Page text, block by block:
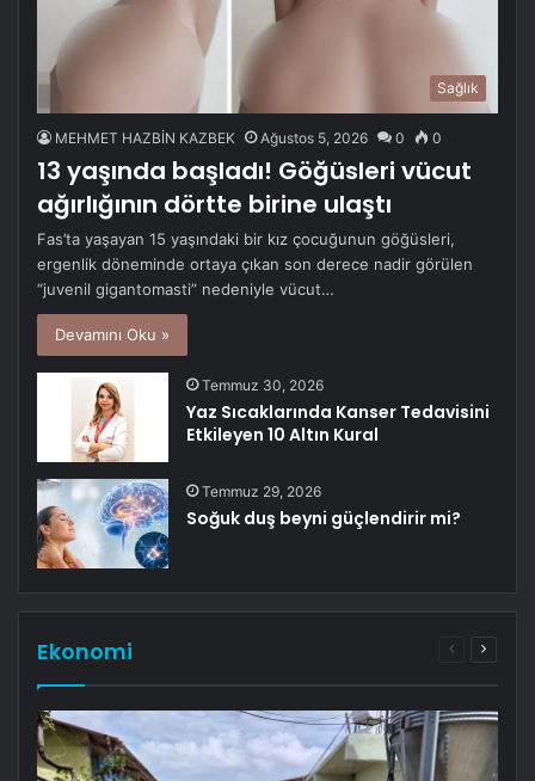
Sağlık
MEHMET HAZBİN KAZBEK Ağustos 5, 2026 0 0
13 yaşında başladı! Göğüsleri vücut
ağırlığının dörtte birine ulaştı
Fas’ta yaşayan 15 yaşındaki bir kız çocuğunun göğüsleri,
ergenlik döneminde ortaya çıkan son derece nadir görülen
“juvenil gigantomasti” nedeniyle vücut…
Devamını Oku »
Temmuz 30, 2026
Yaz Sıcaklarında Kanser Tedavisini
Etkileyen 10 Altın Kural
Temmuz 29, 2026
Soğuk duş beyni güçlendirir mi?
Ekonomi
ÖncekiSonraki